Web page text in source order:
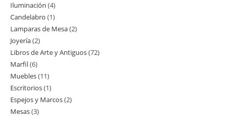
productos
Iluminación 44
productos
Candelabro 11
producto
Lamparas de Mesa 22
Joyería 22
productos
Libros de Arte y Antiguos 7272
Marfil 66
productos
Muebles 1111
productos
Escritorios 11
producto
Espejos y Marcos 22
Mesas 33